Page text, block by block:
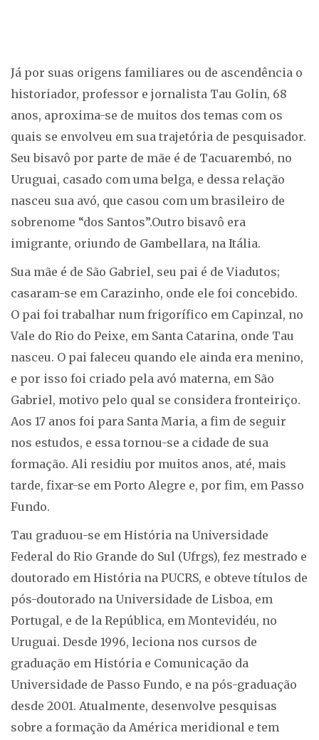
Já por suas origens familiares ou de ascendência o
historiador, professor e jornalista Tau Golin, 68
anos, aproxima-se de muitos dos temas com os
quais se envolveu em sua trajetória de pesquisador.
Seu bisavô por parte de mãe é de Tacuarembó, no
Uruguai, casado com uma belga, e dessa relação
nasceu sua avó, que casou com um brasileiro de
sobrenome “dos Santos”.Outro bisavô era
imigrante, oriundo de Gambellara, na Itália.
Sua mãe é de São Gabriel, seu pai é de Viadutos;
casaram-se em Carazinho, onde ele foi concebido.
O pai foi trabalhar num frigorífico em Capinzal, no
Vale do Rio do Peixe, em Santa Catarina, onde Tau
nasceu. O pai faleceu quando ele ainda era menino,
e por isso foi criado pela avó materna, em São
Gabriel, motivo pelo qual se considera fronteiriço.
Aos 17 anos foi para Santa Maria, a fim de seguir
nos estudos, e essa tornou-se a cidade de sua
formação. Ali residiu por muitos anos, até, mais
tarde, fixar-se em Porto Alegre e, por fim, em Passo
Fundo.
Tau graduou-se em História na Universidade
Federal do Rio Grande do Sul (Ufrgs), fez mestrado e
doutorado em História na PUCRS, e obteve títulos de
pós-doutorado na Universidade de Lisboa, em
Portugal, e de la República, em Montevidéu, no
Uruguai. Desde 1996, leciona nos cursos de
graduação em História e Comunicação da
Universidade de Passo Fundo, e na pós-graduação
desde 2001. Atualmente, desenvolve pesquisas
sobre a formação da América meridional e tem